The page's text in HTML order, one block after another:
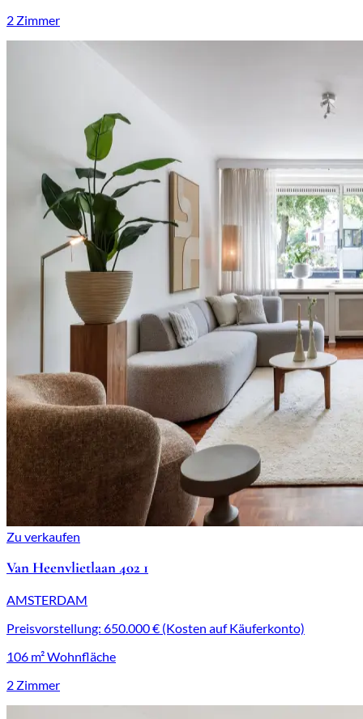
2 Zimmer
Zu verkaufen
Van Heenvlietlaan 402 1
AMSTERDAM
Preisvorstellung: 650.000 € (Kosten auf Käuferkonto)
106 m² Wohnfläche
2 Zimmer